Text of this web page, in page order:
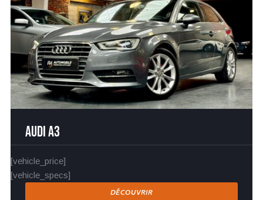
Audi A3
[vehicle_price]
[vehicle_specs]
DÉCOUVRIR